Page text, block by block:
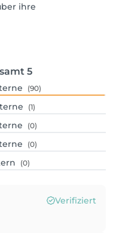
ihre
5
(90)
(1)
(0)
(0)
(0)
Verifiziert